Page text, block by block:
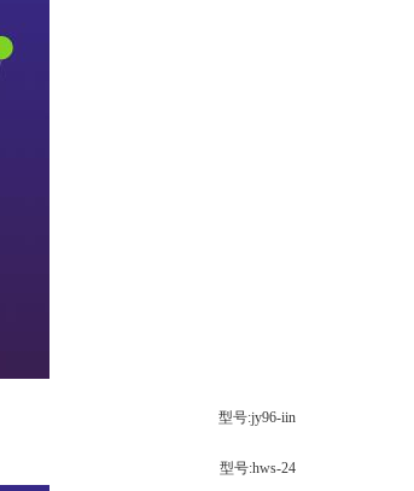
型号:jy96-iin
型号:hws-24